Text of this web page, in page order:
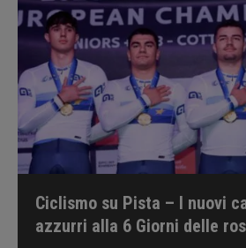
Ciclismo su Pista – I nuovi
azzurri alla 6 Giorni delle